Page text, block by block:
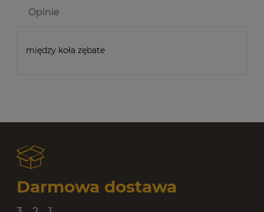
Opinie
między koła zębate
Darmowa dostawa